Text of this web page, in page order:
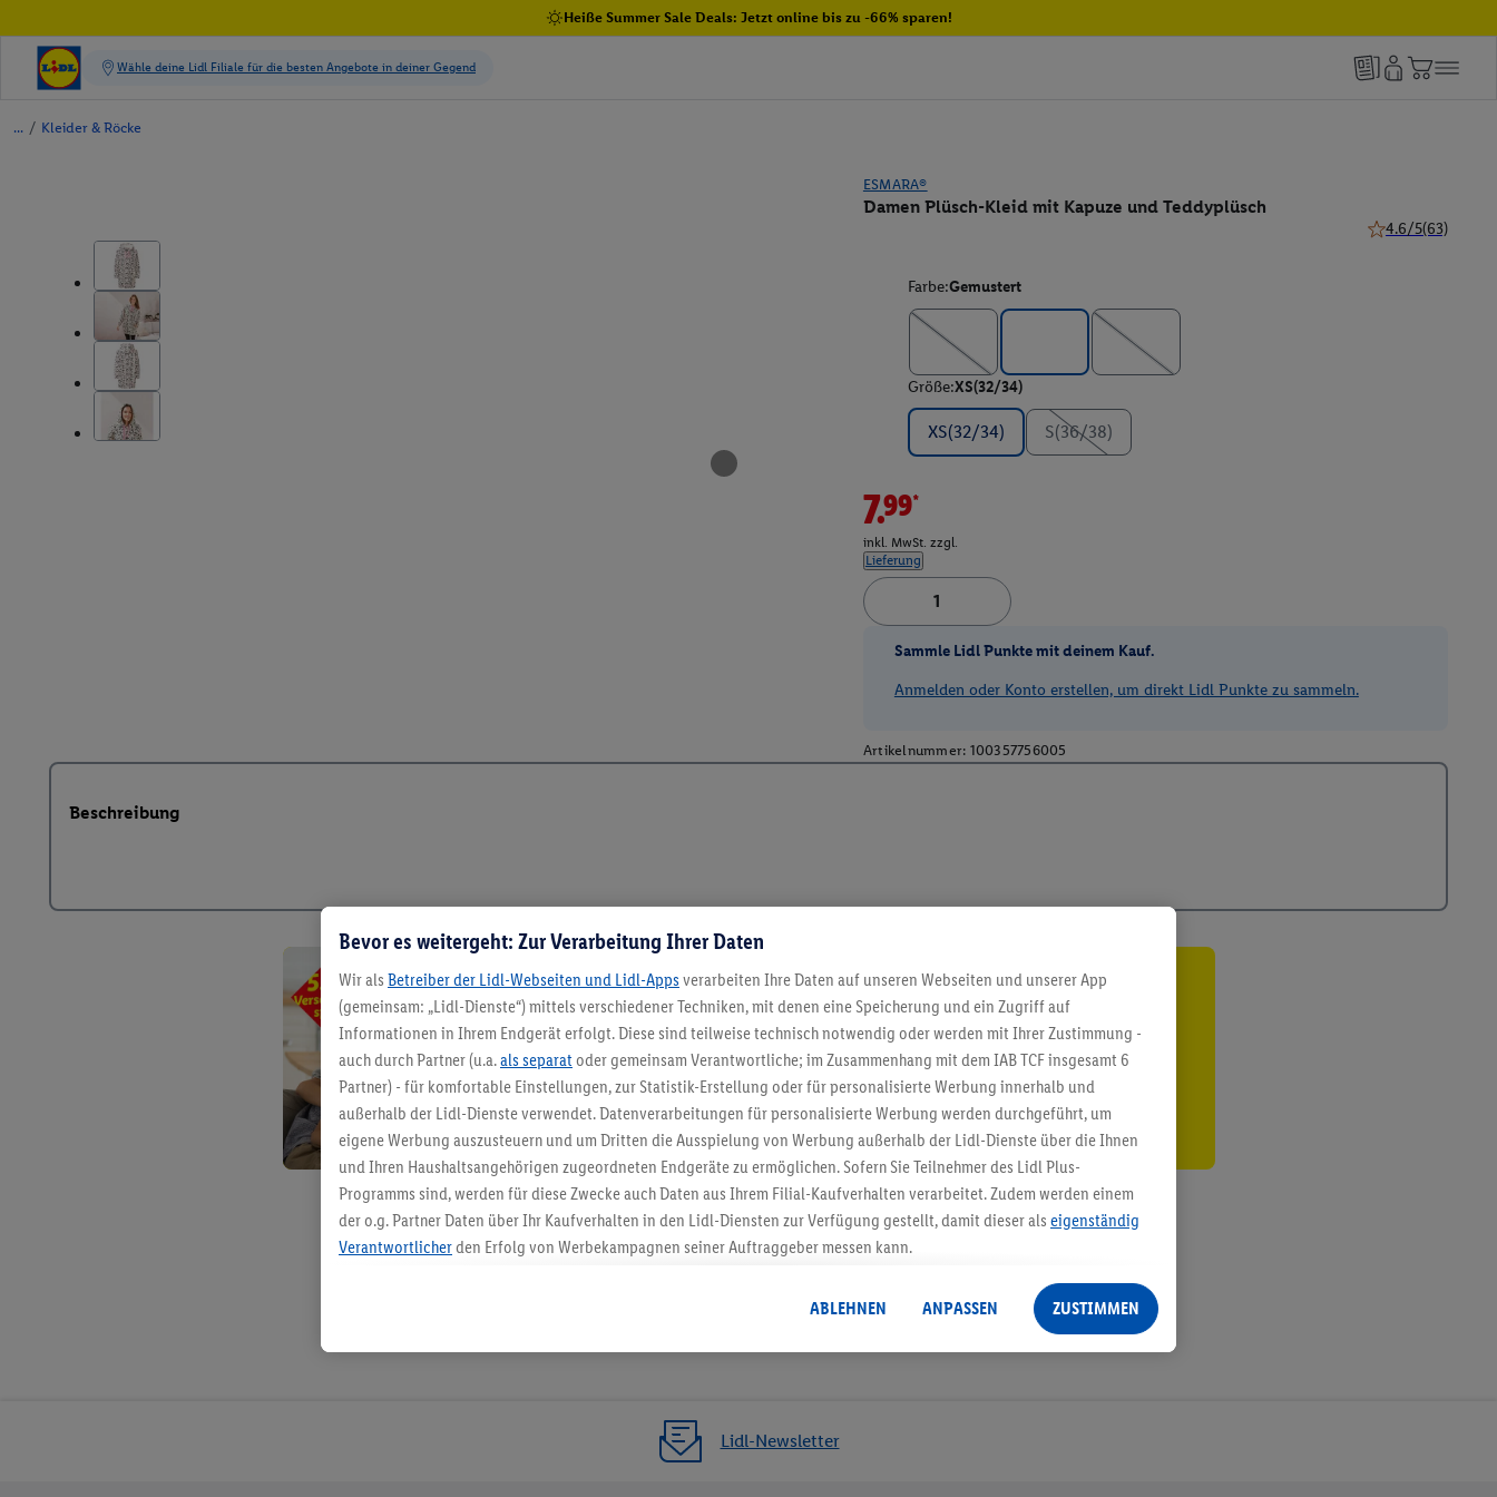
Heiße Summer Sale Deals: Jetzt online bis zu -66% sparen!
/ Kleider & Röcke
ESMARA®
Damen Plüsch-Kleid mit Kapuze und Teddyplüsch
4.6/5(63)
Farbe:Gemustert
Größe:XS(32/34)
XS(32/34) S(36/38)
7.99*
inkl. MwSt. zzgl.
Lieferung
Sammle Lidl Punkte mit deinem Kauf.
Anmelden oder Konto erstellen, um direkt Lidl Punkte zu sammeln.
Artikelnummer: 100357756005
Beschreibung
5.95 € Versand sparen³²ᵃ
Jetzt zum Newsletter anmelden
Gutschein sichern!
Lidl-Newsletter
Bevor es weitergeht: Zur Verarbeitung Ihrer Daten
Wir als Betreiber der Lidl-Webseiten und Lidl-Apps verarbeiten Ihre Daten auf unseren Webseiten und unserer App
(gemeinsam: „Lidl-Dienste“) mittels verschiedener Techniken, mit denen eine Speicherung und ein Zugriff auf
Informationen in Ihrem Endgerät erfolgt. Diese sind teilweise technisch notwendig oder werden mit Ihrer Zustimmung -
auch durch Partner (u.a.als separat oder gemeinsam Verantwortliche; im Zusammenhang mit dem IAB TCF insgesamt 6
Partner) - für komfortable Einstellungen, zur Statistik-Erstellung oder für personalisierte Werbung innerhalb und
außerhalb der Lidl-Dienste verwendet. Datenverarbeitungen für personalisierte Werbung werden durchgeführt, um
eigene Werbung auszusteuern und um Dritten die Ausspielung von Werbung außerhalb der Lidl-Dienste über die Ihnen
und Ihren Haushaltsangehörigen zugeordneten Endgeräte zu ermöglichen. Sofern Sie Teilnehmer des Lidl Plus-
Programms sind, werden für diese Zwecke auch Daten aus Ihrem Filial-Kaufverhalten verarbeitet. Zudem werden einem
der o.g. Partner Daten über Ihr Kaufverhalten in den Lidl-Diensten zur Verfügung gestellt, damit dieser als eigenständig
Verantwortlicherden Erfolg von Werbekampagnen seiner Auftraggeber messen kann.
angereicherten Profilen. Dies umfasst die Zusammenführung von Daten (z.B. über Ihre Nutzung der Lidl-Dienste, Ihr
Kaufverhalten in den Lidl-Diensten, Informationen aus Ihrem Kundenkonto - z.B. Alter oder Geschlecht - sowie Ihre
genauen Standortdaten) auch über verschiedene Endgeräte und Lidl-Dienste hinweg einschließlich dem Speichern von
Erfolgsmessung der Werbung, zur Zielgruppenforschung, zur Entwicklung von Angeboten sowie zur technischen
Sicherung und Optimierung dieser Werbeausspielungen.
ABLEHNEN ANPASSEN ZUSTIMMEN